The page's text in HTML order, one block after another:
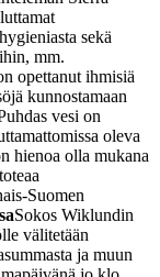
sekä
mm.
opettanut ihmisiä
kunnostamaan
vesi on
oleva
hienoa olla mukana
Suomen
Sokos Wiklundin
välitetään
ja muun